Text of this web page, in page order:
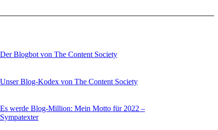
Der Blogbot von The Content Society
Unser Blog-Kodex von The Content Society
Es werde Blog-Million: Mein Motto für 2022 –
Sympatexter